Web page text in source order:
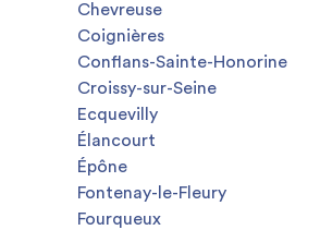
Chevreuse
Coignières
Conflans-Sainte-Honorine
Croissy-sur-Seine
Ecquevilly
Élancourt
Épône
Fontenay-le-Fleury
Fourqueux